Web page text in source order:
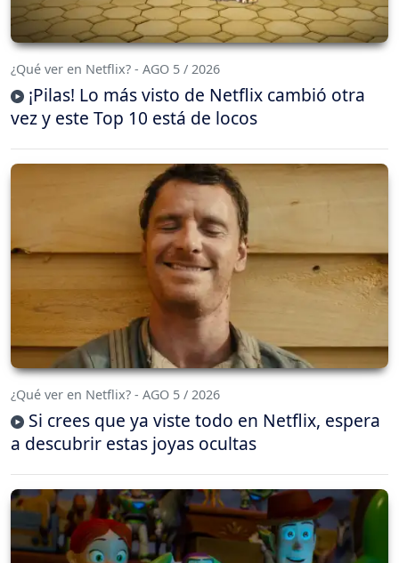
¿Qué ver en Netflix? - AGO 5 / 2026
¡Pilas! Lo más visto de Netflix cambió otra
vez y este Top 10 está de locos
¿Qué ver en Netflix? - AGO 5 / 2026
Si crees que ya viste todo en Netflix, espera
a descubrir estas joyas ocultas